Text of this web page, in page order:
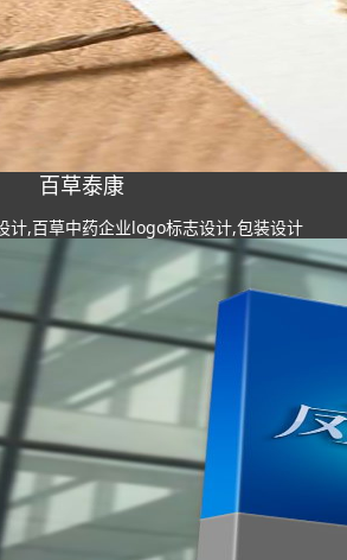
百草泰康
计,百草中药企业logo标志设计,包装设计